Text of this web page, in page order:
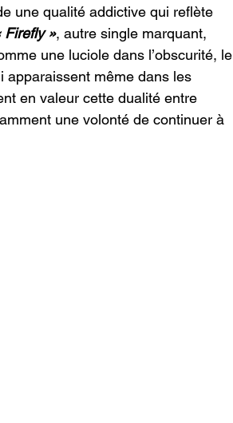
une qualité addictive qui reflète
Firefly », autre single marquant,
une luciole dans l’obscurité, le
apparaissent même dans les
en valeur cette dualité entre
une volonté de continuer à